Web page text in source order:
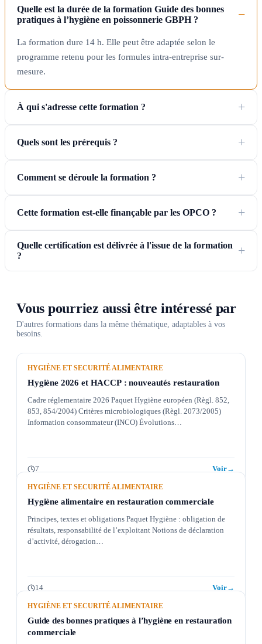
Quelle est la durée de la formation Guide des bonnes
pratiques à l’hygiène en poissonnerie GBPH ?
La formation dure 14 h. Elle peut être adaptée selon le
programme retenu pour les formules intra-entreprise sur-
mesure.
À qui s'adresse cette formation ?
Quels sont les prérequis ?
Comment se déroule la formation ?
Cette formation est-elle finançable par les OPCO ?
Quelle certification est délivrée à l'issue de la formation
?
Vous pourriez aussi être intéressé par
D'autres formations dans la même thématique, adaptables à vos
besoins.
HYGIÈNE ET SECURITÉ ALIMENTAIRE
Hygiène 2026 et HACCP : nouveautés restauration
Cadre réglementaire 2026 Paquet Hygiène européen (Règl. 852,
853, 854/2004) Critères microbiologiques (Règl. 2073/2005)
Information consommateur (INCO) Évolutions…
7 Voir→
HYGIÈNE ET SECURITÉ ALIMENTAIRE
Hygiène alimentaire en restauration commerciale
Principes, textes et obligations Paquet Hygiène : obligation de
résultats, responsabilité de l’exploitant Notions de déclaration
d’activité, dérogation…
14 Voir→
HYGIÈNE ET SECURITÉ ALIMENTAIRE
Guide des bonnes pratiques à l’hygiène en restauration
commerciale